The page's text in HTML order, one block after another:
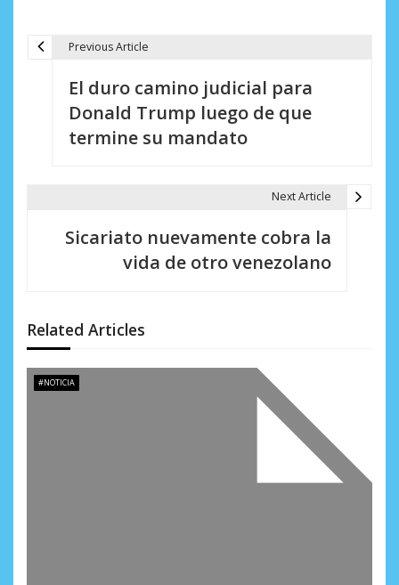
ó
n
d
Previous Article
El duro camino judicial para
Donald Trump luego de que
termine su mandato
Next Article
Sicariato nuevamente cobra la
vida de otro venezolano
Related Articles
#NOTICIA